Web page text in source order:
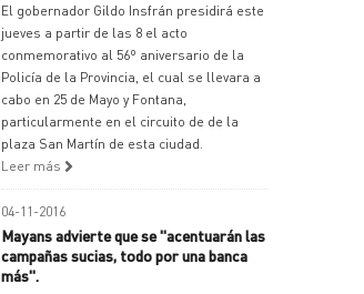
El gobernador Gildo Insfrán presidirá este
jueves a partir de las 8 el acto
conmemorativo al 56º aniversario de la
Policía de la Provincia, el cual se llevara a
cabo en 25 de Mayo y Fontana,
particularmente en el circuito de de la
plaza San Martín de esta ciudad.
Leer más
04-11-2016
Mayans advierte que se "acentuarán las
campañas sucias, todo por una banca
más".